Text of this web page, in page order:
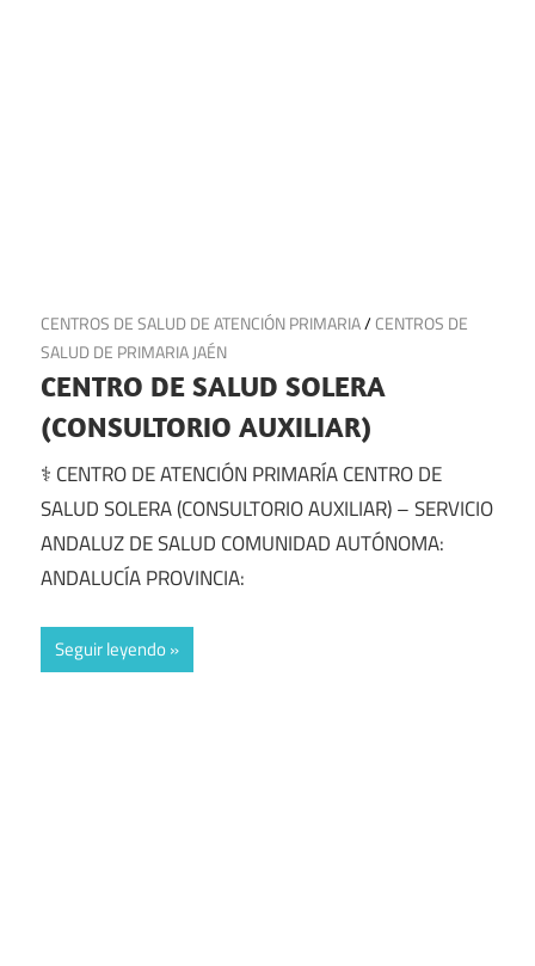
5 de junio de 2025
CENTROS DE SALUD DE ATENCIÓN PRIMARIA/CENTROS DE
SALUD DE PRIMARIA JAÉN
CENTRO DE SALUD SOLERA
(CONSULTORIO AUXILIAR)
⚕️ CENTRO DE ATENCIÓN PRIMARÍA CENTRO DE
SALUD SOLERA (CONSULTORIO AUXILIAR) – SERVICIO
ANDALUZ DE SALUD COMUNIDAD AUTÓNOMA:
ANDALUCÍA PROVINCIA:
Seguir leyendo